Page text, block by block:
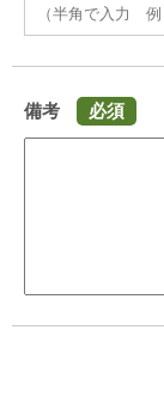
備考 必須